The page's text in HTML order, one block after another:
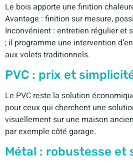
Le bois apporte une finition
Avantage : finition sur mesure,
Inconvénient : entretien régulier et
; il programme une intervention
aux volets traditionnels.
PVC : prix et
Le PVC reste la solution
pour ceux qui cherchent une
visuellement sur une maison
par exemple côté garage.
Métal : robustesse et